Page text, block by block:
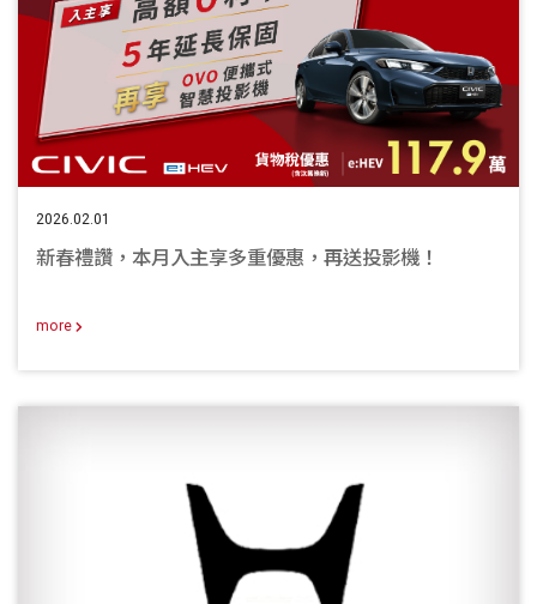
2026.02.01
新春禮讚，本月入主享多重優惠，再送投影機！
more